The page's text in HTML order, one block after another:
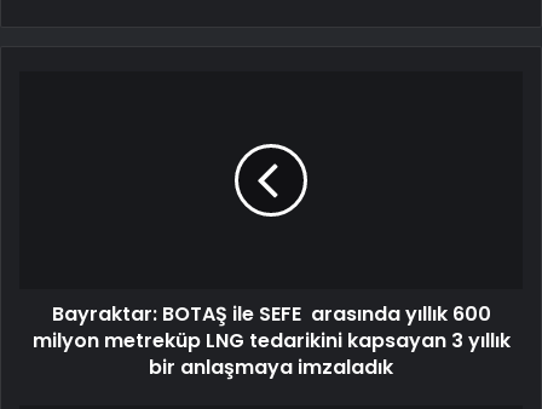
Bayraktar: BOTAŞ ile SEFE arasında yıllık 600
milyon metreküp LNG tedarikini kapsayan 3 yıllık
bir anlaşmaya imzaladık